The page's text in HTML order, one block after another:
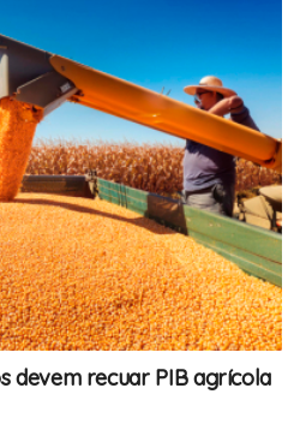
devem recuar PIB agrícola